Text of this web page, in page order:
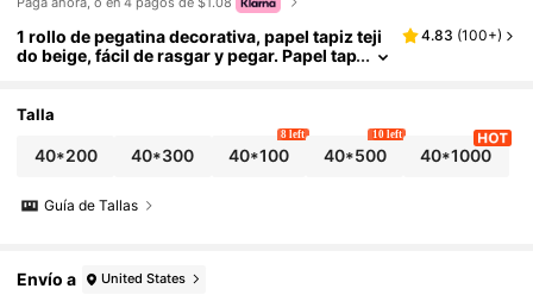
1 rollo de pegatina decorativa, papel tapiz teji
do beige, fácil de rasgar y pegar. Papel tap
papel tapiz de baño, pegatina de vinilo, adecu
ado para dormitorio, baño y renovación de az
ulejos DIY. Pegatina de PVC impermeable, se
puede usar para decoración de habitaciones,
papel tapiz apto para alquiler (Ancho: 40 cm)
4.83 (100+)
Talla
40*200 40*300 40*100
8 left
40*500
10 left
40*1000
Guía de Tallas
Envío a United States